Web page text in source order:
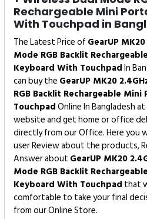
Rechargeable Mini
With Touchpad in
The Latest Price of GearUP
Mode RGB Backlit
Keyboard With TouchpadIn
can buy the GearUP MK20
RGB Backlit Rechargeable
TouchpadOnline In Bangladesh
website and get home or office
directly from our Office. Here you
user Review about the products,
Answer about GearUP MK20
Mode RGB Backlit
Keyboard With Touchpad that
comfortable to take your final
from our Online Store.